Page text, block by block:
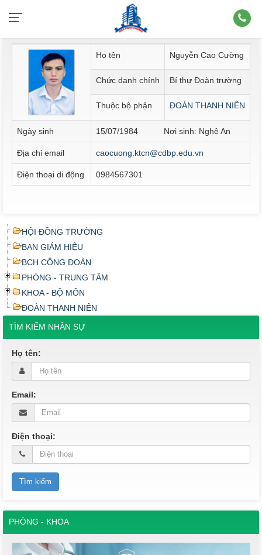
Thông tin nhân sự
Họ tên Nguyễn Cao Cường
Chức danh chính Bí thư Đoàn trường
Thuộc bộ phận ĐOÀN THANH NIÊN
Ngày sinh 15/07/1984 Nơi sinh: Nghệ An
Địa chỉ email caocuong.ktcn@cdbp.edu.vn
Điện thoại di động 0984567301
HỘI ĐỒNG TRƯỜNG
BAN GIÁM HIỆU
BCH CÔNG ĐOÀN
PHÒNG - TRUNG TÂM
KHOA - BỘ MÔN
ĐOÀN THANH NIÊN
TÌM KIẾM NHÂN SỰ
Họ tên:
Email:
Điện thoại:
PHÒNG - KHOA